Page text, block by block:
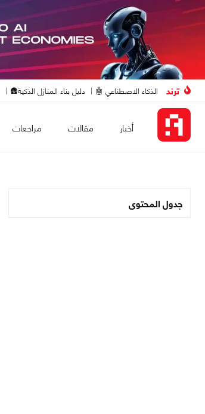
ترند الذكاء الاصطناعي 🤖 دليل بناء المنازل الذكية🛖
أخبار مقالات مراجعات
جدول المحتوى